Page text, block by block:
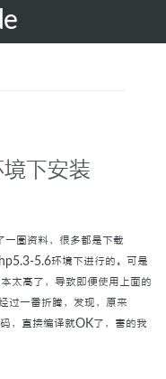
下安装
圈资料，很多都是下载
5.6环境下进行的。可是
太高了，导致即便使用上面的
过一番折腾，发现，原来
，直接编译就OK了，害的我